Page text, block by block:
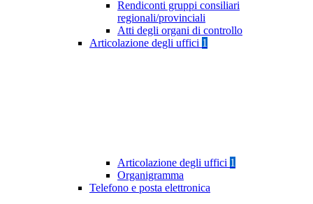
Rendiconti gruppi consiliari
regionali/provinciali
Atti degli organi di controllo
Articolazione degli uffici 1
Articolazione degli uffici 1
Organigramma
Telefono e posta elettronica